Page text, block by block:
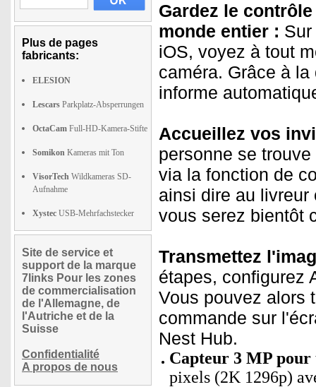
Plus de pages
fabricants:
ELESION
Lescars Parkplatz-Absperrungen
OctaCam Full-HD-Kamera-Stifte
Somikon Kameras mit Ton
VisorTech Wildkameras SD-
Aufnahme
Xystec USB-Mehrfachstecker
Site de service et
support de la marque
7links Pour les zones
de commercialisation
de l'Allemagne, de
l'Autriche et de la
Suisse
Confidentialité
A propos de nous
Gardez le
monde entier :
iOS, voyez à tout
caméra. Grâce à
informe
Accueillez vos
personne se
via la fonction de
ainsi dire au
vous serez bientôt
Transmettez
étapes, configurez
Vous pouvez alors
commande sur
Nest Hub.
Capteur 3 MP pour
pixels (2K 1296p)